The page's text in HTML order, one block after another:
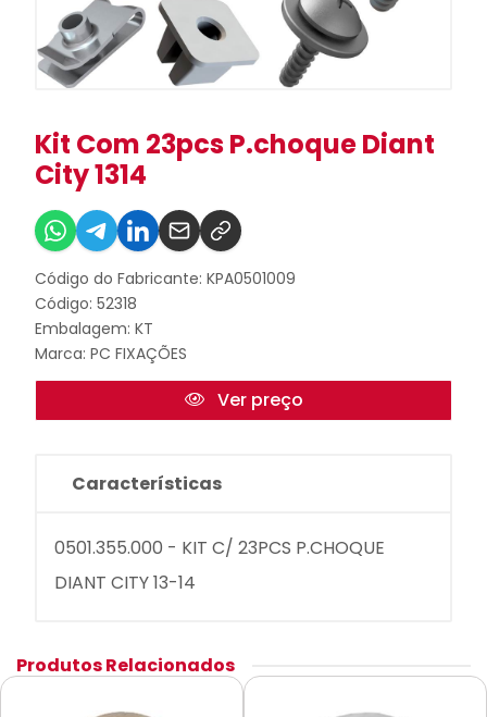
Kit Com 23pcs P.choque Diant
City 1314
Código do Fabricante: KPA0501009
Código: 52318
Embalagem: KT
Marca: PC FIXAÇÕES
Ver preço
Características
0501.355.000 - KIT C/ 23PCS P.CHOQUE
DIANT CITY 13-14
Produtos Relacionados